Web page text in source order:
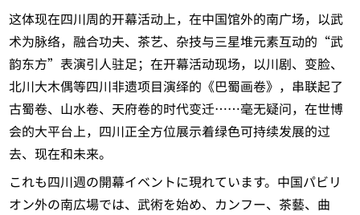
这体现在四川周的开幕活动上，在中国馆外的南广场，以武
术为脉络，融合功夫、茶艺、杂技与三星堆元素互动的“武
韵东方”表演引人驻足；在开幕活动现场，以川剧、变脸、
北川大木偶等四川非遗项目演绎的《巴蜀画卷》，串联起了
古蜀卷、山水卷、天府卷的时代变迁……毫无疑问，在世博
会的大平台上，四川正全方位展示着绿色可持续发展的过
去、现在和未来。
これも四川週の開幕イベントに現れています。中国パビリ
オン外の南広場では、武術を始め、カンフー、茶藝、曲